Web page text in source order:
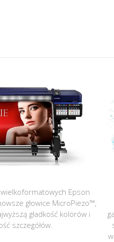
Epson
głowice MicroPiezo™,
gładkość kolorów i
szczegółów.